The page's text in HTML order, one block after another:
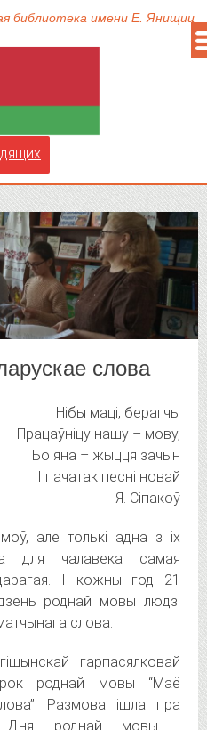
библиотека имени Е. Янищиц
слова
Нібы маці, берагчы
Працаўніцу нашу – мову,
Бо яна – жыцця зачын
І пачатак песні новай
Я. Сіпакоў
але толькі адна з іх
для чалавека самая
І кожны год 21
роднай мовы людзі
слова.
гарпасялковай
роднай мовы “Маё
Размова ішла пра
Дня роднай мовы і